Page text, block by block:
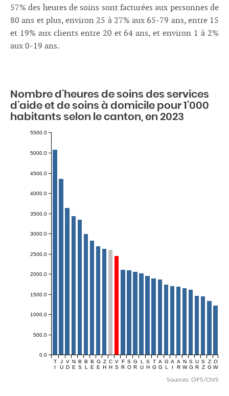
57% des heures de soins sont facturées aux personnes de
80 ans et plus, environ 25 à 27% aux 65-79 ans, entre 15
et 19% aux clients entre 20 et 64 ans, et environ 1 à 2%
aux 0-19 ans.
Nombre d’heures de soins des services
d’aide et de soins à domicile pour 1'000
habitants selon le canton, en 2023
T
I
J
U
V
D
N
E
B
S
B
L
B
E
G
E
Z
H
C
H
V
S
F
R
S
O
G
R
L
U
S
H
T
G
A
G
G
L
A
I
A
R
N
W
S
G
U
R
S
Z
Z
G
O
W
0.0
500.0
1000.0
1500.0
2000.0
2500.0
3000.0
3500.0
4000.0
4500.0
5000.0
5500.0
Sources: OFS/OVS